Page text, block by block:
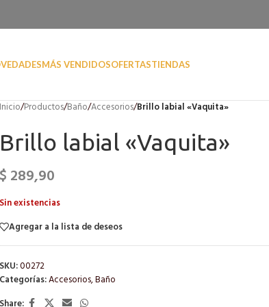
MÁS VENDIDOSOFERTASTIENDAS
Inicio/Productos/Baño/Accesorios/Brillo labial «Vaquita»
Brillo labial «Vaquita»
$ 289,90
Sin existencias
Agregar a la lista de deseos
SKU:00272
Categorías:Accesorios,Baño
Share: